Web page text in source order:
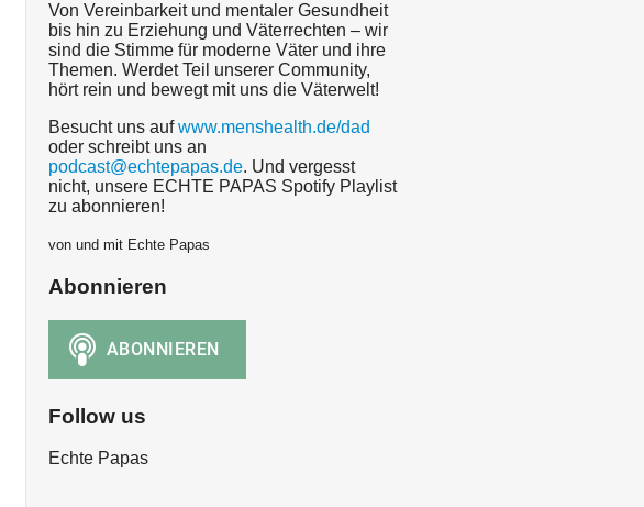
Von Vereinbarkeit und mentaler Gesundheit
bis hin zu Erziehung und Väterrechten – wir
sind die Stimme für moderne Väter und ihre
Themen. Werdet Teil unserer Community,
hört rein und bewegt mit uns die Väterwelt!
Besucht uns aufwww.menshealth.de/dad
oder schreibt uns an
podcast@echtepapas.de. Und vergesst
nicht, unsere ECHTE PAPAS Spotify Playlist
zu abonnieren!
von und mit Echte Papas
Abonnieren
Follow us
Echte Papas